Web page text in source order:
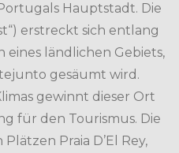
Hauptstadt. Die
erstreckt sich entlang
ländlichen Gebiets,
gesäumt wird.
gewinnt dieser Ort
für den Tourismus. Die
Praia D’El Rey,